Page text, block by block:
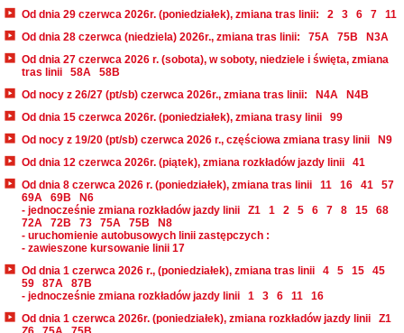
Od dnia 29 czerwca 2026r. (poniedziałek), zmiana tras linii:
2 3 6 7
11
Od dnia 28 czerwca (niedziela) 2026r., zmiana tras linii:
75A 75B
N3A
Od dnia 27 czerwca 2026 r. (sobota), w soboty, niedziele i święta, zmiana
tras linii
58A
58B
Od nocy z 26/27 (pt/sb) czerwca 2026r., zmiana tras linii:
N4A
N4B
Od dnia 15 czerwca 2026r. (poniedziałek), zmiana trasy linii
99
Od nocy z 19/20 (pt/sb) czerwca 2026 r., częściowa zmiana trasy linii
N9
Od dnia 12 czerwca 2026r. (piątek), zmiana rozkładów jazdy linii
41
Od dnia 8 czerwca 2026 r. (poniedziałek), zmiana tras linii
11 16 41
57
69A
69B
N6
- jednocześnie zmiana rozkładów jazdy linii
Z1 1 2 5 6 7 8 15
68
72A
72B 73 75A 75B
N8
- uruchomienie autobusowych linii zastępczych :
- zawieszone kursowanie linii 17
Od dnia 1 czerwca 2026 r., (poniedziałek), zmiana tras linii
4 5 15
45
59
87A
87B
- jednocześnie zmiana rozkładów jazdy linii
1 3 6 11
16
Od dnia 1 czerwca 2026r. (poniedziałek), zmiana rozkładów jazdy linii
Z1